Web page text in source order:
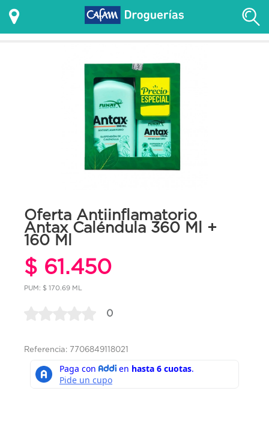
Oferta Antiinflamatorio
Antax Caléndula 360 Ml +
160 Ml
$ 61.450
PUM: $ 170.69 ML
0
Referencia: 7706849118021